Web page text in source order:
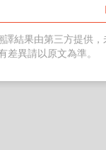
譯結果由第三方提供
差異請以原文為準。